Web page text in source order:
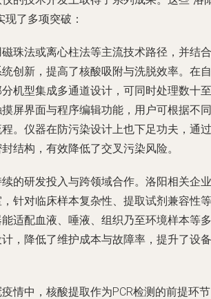
了多项突破：
珠法或离心柱法等主流技术路径，并结合
创新，提高了核酸吸附与洗脱效率。在自
机型集成多通道设计，可同时处理数十至
屏界面与程序编辑功能，用户可根据不同
。仪器在防污染设计上也下足功夫，通过
结构，有效降低了交叉污染风险。
的研发投入与跨领域合作。洛阳相关企业
针对临床样本复杂性、提取试剂兼容性等
适配血液、唾液、组织乃至环境样本等多
，降低了维护成本与故障率，提升了设备
情中，核酸提取作为PCR检测的前提环